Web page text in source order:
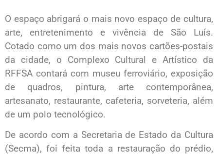
O espaço abrigará o mais novo espaço de cultura,
arte, entretenimento e vivência de São Luís.
Cotado como um dos mais novos cartões-postais
da cidade, o Complexo Cultural e Artístico da
RFFSA contará com museu ferroviário, exposição
de quadros, pintura, arte contemporânea,
artesanato, restaurante, cafeteria, sorveteria, além
de um polo tecnológico.
De acordo com a Secretaria de Estado da Cultura
(Secma), foi feita toda a restauração do prédio,